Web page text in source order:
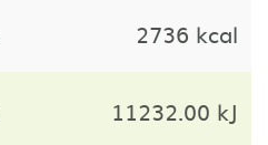
2736 kcal
11232.00 kJ